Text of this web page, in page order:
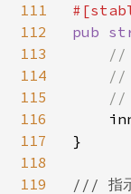
111
112
113
114
115
116
117
118
119
pub
//
//
//
}
/// 指示